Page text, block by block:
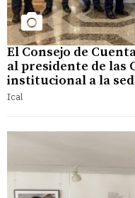
El Consejo de
al presidente de las
institucional a la
Ical